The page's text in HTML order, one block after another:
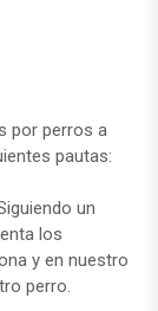
por perros a
pautas:
un
los
y en nuestro
perro.